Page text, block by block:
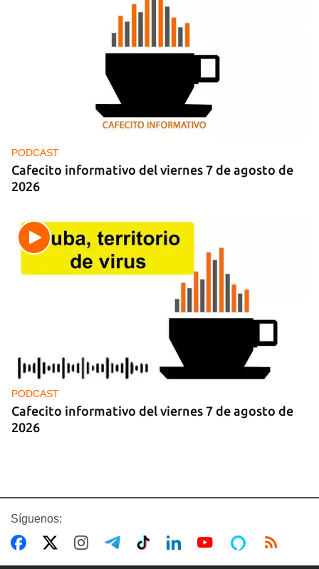
PODCAST
Cafecito informativo del viernes 7 de agosto de
2026
PODCAST
Cafecito informativo del viernes 7 de agosto de
2026
Síguenos: